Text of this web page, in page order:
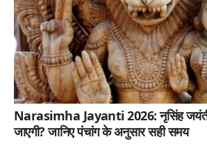
Narasimha Jayanti 2026: नृसिंह जयंती
जाएगी? जानिए पंचांग के अनुसार सही समय